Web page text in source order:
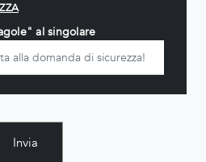
al singolare
Invia